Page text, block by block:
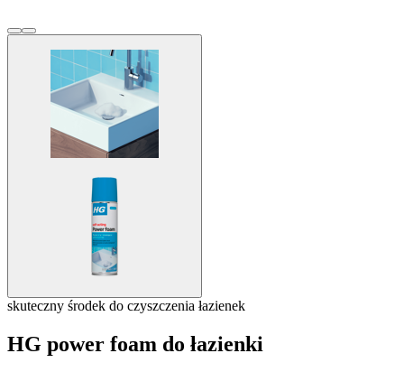
skuteczny środek do czyszczenia łazienek
HG power foam do łazienki